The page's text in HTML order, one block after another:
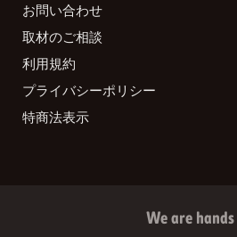
お問い合わせ
取材のご相談
利用規約
プライバシーポリシー
特商法表示
We are